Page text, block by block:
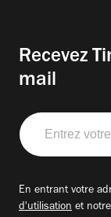
Recevez
mail
Entrez
votre
adresse
En entrant votre
d'utilisation et notre